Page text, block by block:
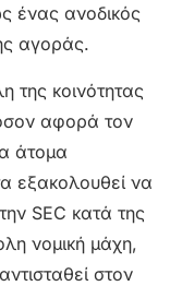
ένας ανοδικός
αγοράς.
της κοινότητας
όσον αφορά τον
άτομα
εξακολουθεί να
SEC κατά της
νομική μάχη,
στον